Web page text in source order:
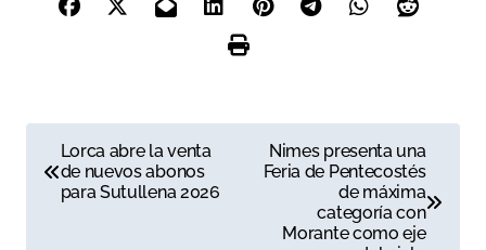
a
Lorca abre la venta
de nuevos abonos
para Sutullena 2026
Nimes presenta una
Feria de Pentecostés
de máxima
categoría con
Morante como eje